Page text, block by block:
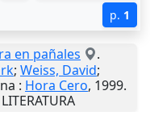
p. 1
en pañales
.
; Weiss, David;
: Hora Cero, 1999.